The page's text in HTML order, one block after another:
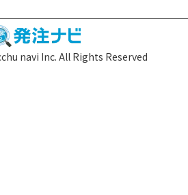
navi Inc. All Rights Reserved